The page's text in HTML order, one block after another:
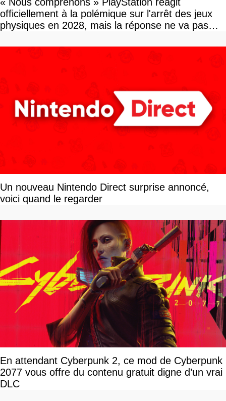
officiellement à la polémique sur l'arrêt des jeux
physiques en 2028, mais la réponse ne va pas
Un nouveau Nintendo Direct surprise annoncé,
voici quand le regarder
En attendant Cyberpunk 2, ce mod de Cyberpunk
2077 vous offre du contenu gratuit digne d’un vrai
DLC